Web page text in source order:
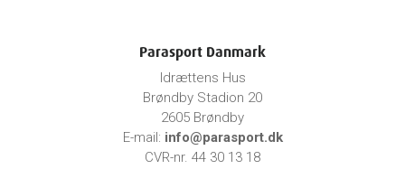
Parasport Danmark
Idrættens Hus
Brøndby Stadion 20
2605 Brøndby
E-mail: info@parasport.dk
CVR-nr. 44 30 13 18